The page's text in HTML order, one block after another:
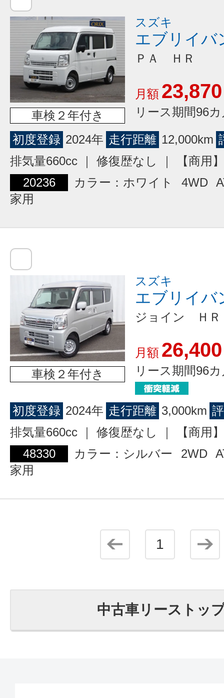
車検２年付き
スズキ
エブリイ
ＰＡ ＨＲ
月額 23,870
リース期間96
初度登録 2024年 走行距離 12,000km
排気量660cc ｜ 修復歴なし ｜ 【商用
20236
カラー：ホワイト 4WD
家用
車検２年付き
スズキ
エブリイバ
ジョイン ＨＲ
月額 26,400
リース期間96
初度登録 2024年 走行距離 3,000km
排気量660cc ｜ 修復歴なし ｜ 【商用
48330
カラー：シルバー 2WD
家用
1
中古車リーストッ